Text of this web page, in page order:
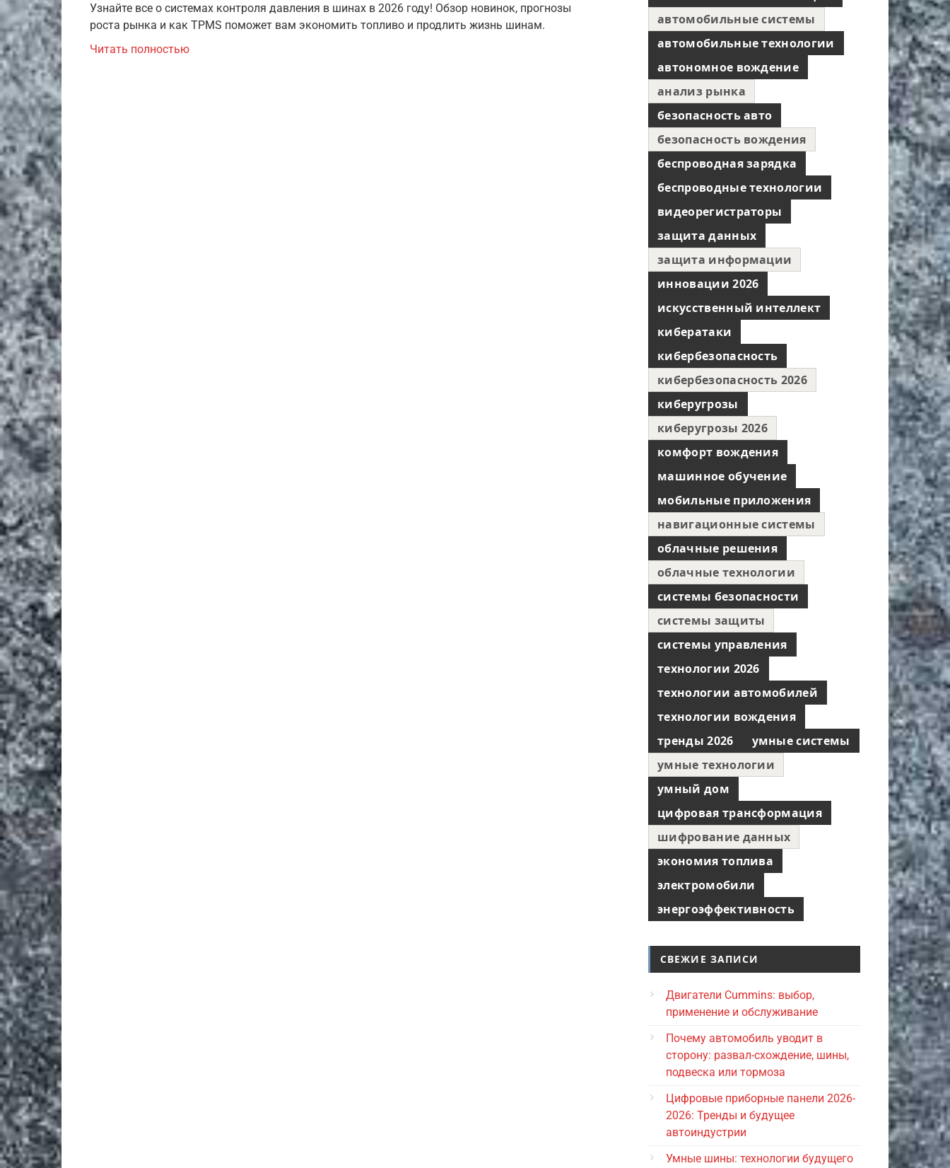
Узнайте все о системах контроля давления в шинах в 2026 году! Обзор новинок, прогнозы
роста рынка и как TPMS поможет вам экономить топливо и продлить жизнь шинам.
Читать полностью
автомобильные системы
автомобильные технологии
автономное вождение
анализ рынка
безопасность авто
безопасность вождения
беспроводная зарядка
беспроводные технологии
видеорегистраторы
защита данных
защита информации
инновации 2026
искусственный интеллект
кибератаки
кибербезопасность
кибербезопасность 2026
киберугрозы
киберугрозы 2026
комфорт вождения
машинное обучение
мобильные приложения
навигационные системы
облачные решения
облачные технологии
системы безопасности
системы защиты
системы управления
технологии 2026
технологии автомобилей
технологии вождения
тренды 2026
умные системы
умные технологии
умный дом
цифровая трансформация
шифрование данных
экономия топлива
электромобили
энергоэффективность
СВЕЖИЕ ЗАПИСИ
Двигатели Cummins: выбор,
применение и обслуживание
Почему автомобиль уводит в
сторону: развал-схождение, шины,
подвеска или тормоза
Цифровые приборные панели 2026-
2026: Тренды и будущее
автоиндустрии
Умные шины: технологии будущего